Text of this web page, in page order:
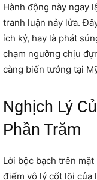
Hành động này ngay
tranh luận nảy lửa.
ích kỷ, hay là phát
chạm ngưỡng chịu
càng biến tướng tại
Nghịch Lý
Phần Trăm
Lời bộc bạch trên
điểm vô lý cốt lõi của